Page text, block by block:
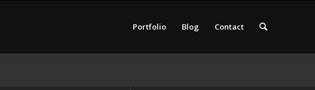
Portfolio Blog Contact